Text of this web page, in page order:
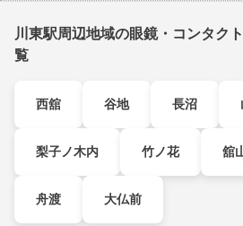
川東駅周辺地域の眼鏡・コンタク
覧
西舘 谷地 長沼
梨子ノ木内 竹ノ花 舘
舟渡 大仏前